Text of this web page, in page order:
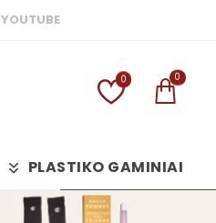
YOUTUBE
0 0
PLASTIKO GAMINIAI